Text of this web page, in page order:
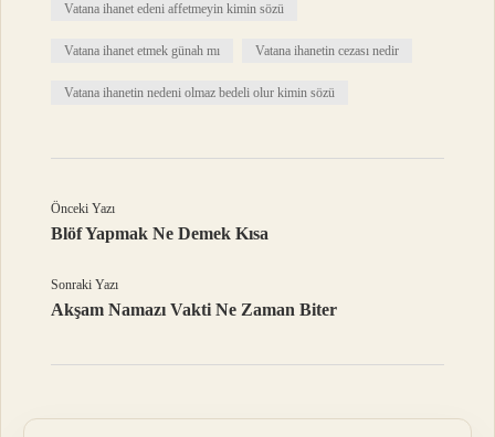
Vatana ihanet edeni affetmeyin kimin sözü
Vatana ihanet etmek günah mı Vatana ihanetin cezası nedir
Vatana ihanetin nedeni olmaz bedeli olur kimin sözü
Önceki Yazı
Blöf Yapmak Ne Demek Kısa
Sonraki Yazı
Akşam Namazı Vakti Ne Zaman Biter